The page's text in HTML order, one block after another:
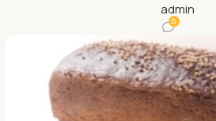
admin
0